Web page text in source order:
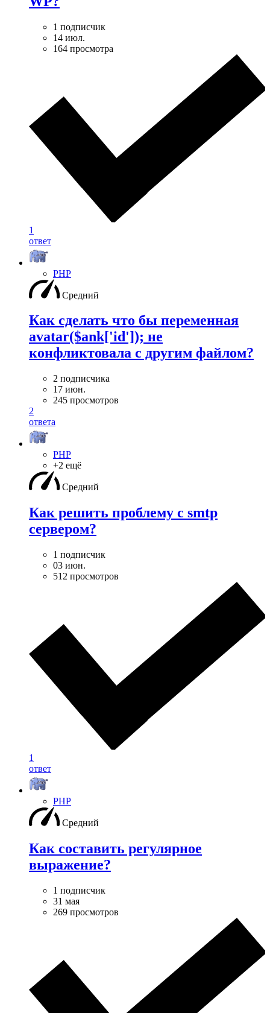
1 подписчик
14 июл.
164 просмотра
1
ответ
PHP
Средний
Как сделать что бы переменная
avatar($ank['id']); не
конфликтовала с другим файлом?
2 подписчика
17 июн.
245 просмотров
2
ответа
PHP
+2 ещё
Средний
Как решить проблему с smtp
сервером?
1 подписчик
03 июн.
512 просмотров
1
ответ
PHP
Средний
Как составить регулярное
выражение?
1 подписчик
31 мая
269 просмотров